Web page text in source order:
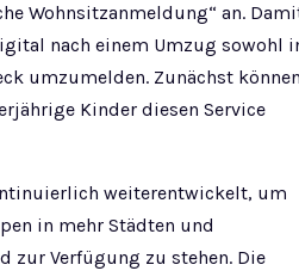
Wohnsitzanmeldung“ an.
nach einem Umzug sowohl
umzumelden. Zunächst
Kinder diesen Service
weiterentwickelt, um
in mehr Städten und
zur Verfügung zu stehen. Die